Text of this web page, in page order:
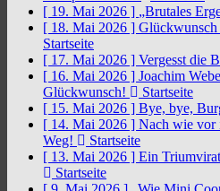
[ 19. Mai 2026 ] „Brutales
[ 18. Mai 2026 ] Glückwunsch
Startseite
[ 17. Mai 2026 ] Vergesst die
[ 16. Mai 2026 ] Joachim
Glückwunsch!
Startseite
[ 15. Mai 2026 ] Bye, bye,
[ 14. Mai 2026 ] Nach wie vor
Weg!
Startseite
[ 13. Mai 2026 ] Ein
Startseite